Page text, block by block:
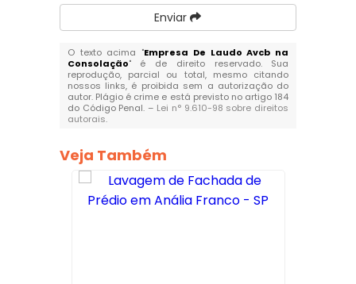
Enviar
O texto acima "Empresa De Laudo Avcb na
Consolação" é de direito reservado. Sua
reprodução, parcial ou total, mesmo citando
nossos links, é proibida sem a autorização do
autor. Plágio é crime e está previsto no artigo 184
do Código Penal. – Lei n° 9.610-98 sobre direitos
autorais.
Veja Também